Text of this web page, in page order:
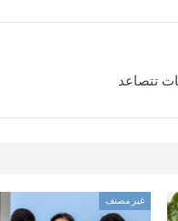
تتصاعد
غير مصنف